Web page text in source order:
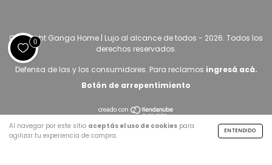
Al navegar por este sitio aceptás el uso de cookies para
agilizar tu experiencia de compra.
ENTENDIDO
Copyright Ganga Home | Lujo al alcance de todos - 2026. Todos los
derechos reservados.
Defensa de las y los consumidores. Para reclamos ingresá acá.
Botón de arrepentimiento
0